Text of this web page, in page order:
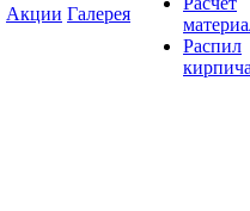
Акции Галерея
Распил